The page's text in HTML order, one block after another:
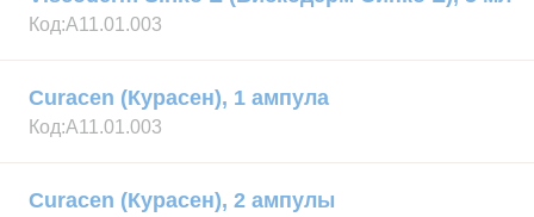
Код:А11.01.003
Curacen (Курасен), 1 ампула
Код:А11.01.003
Curacen (Курасен), 2 ампулы